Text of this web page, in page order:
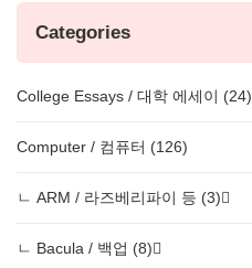
Categories
College Essays / 대학 에세이 (24)
Computer / 컴퓨터 (126)
ㄴ ARM / 라즈베리파이 등 (3)
ㄴ Bacula / 백업 (8)